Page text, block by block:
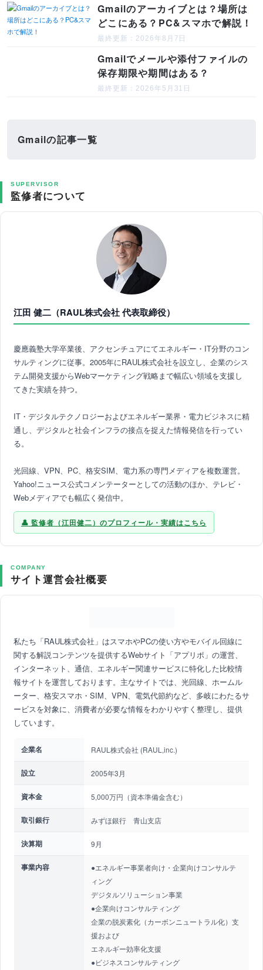
Gmailのアーカイブとは？場所は
どこにある？PC&スマホで解説！
最終更新：2026年8月7日
Gmailでメールや添付ファイルの
保存期限や期間はある？
最終更新：2026年5月31日
Gmailの記事一覧
SUPERVISOR
監修者について
江田 健二（RAUL株式会社 代表取締役）
慶應義塾大学卒業後、アクセンチュアにてエネルギー・IT分野のコン
サルティングに従事。2005年にRAUL株式会社を設立し、企業のシス
テム開発支援からWebマーケティング戦略まで幅広い領域を支援し
てきた実績を持つ。
IT・デジタルテクノロジーおよびエネルギー業界・電力ビジネスに精
通し、デジタルと社会インフラの接点を捉えた情報発信を行ってい
る。
光回線、VPN、PC、格安SIM、電力系の専門メディアを複数運営。
Yahoo!ニュース公式コメンテーターとしての活動のほか、テレビ・
Webメディアでも幅広く発信中。
監修者（江田健二）のプロフィール・実績はこちら
COMPANY
サイト運営会社概要
私たち「RAUL株式会社」はスマホやPCの使い方やモバイル回線に
関する解説コンテンツを提供するWebサイト「アプリポ」の運営、
インターネット、通信、エネルギー関連サービスに特化した比較情
報サイトを運営しております。主なサイトでは、光回線、ホームル
ーター、格安スマホ・SIM、VPN、電気代節約など、多岐にわたるサ
ービスを対象に、消費者が必要な情報をわかりやすく整理し、提供
しています。
企業名 RAUL株式会社 (RAUL,inc.)
設立 2005年3月
資本金 5,000万円（資本準備金含む）
取引銀行 みずほ銀行 青山支店
決算期 9月
事業内容
●エネルギー事業者向け・企業向けコンサルテ
ィング
デジタルソリューション事業
●企業向けコンサルティング
企業の脱炭素化（カーボンニュートラル化）支
援および
エネルギー効率化支援
●ビジネスコンサルティング